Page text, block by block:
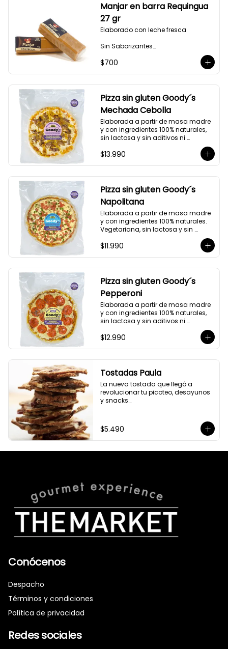
Manjar en barra Requingua
27 gr
Elaborado con leche fresca
Sin Saborizantes
Bajo en Colesterol
$700
Pizza sin gluten Goody´s
Mechada Cebolla
Elaborada a partir de masa madre
y con ingredientes 100% naturales,
sin lactosa y sin aditivos ni
Hermosa e imperfectamente
Peso: 540 g
Medida: 24 cm de diámetro
(aproximadamente).
Formato: Pre-horneada y
congelada.
*Producto certificado Libre de
Gluten.
$13.990
Pizza sin gluten Goody´s
Napolitana
Elaborada a partir de masa madre
y con ingredientes 100% naturales.
Vegetariana, sin lactosa y sin
Hermosa e imperfectamente
Peso: 530 g
Medida: 24 cm de diámetro
(aproximadamente).
Formato: Pre-horneada y
congelada.
*Producto certificado Libre de
Gluten.
$11.990
Pizza sin gluten Goody´s
Pepperoni
Elaborada a partir de masa madre
y con ingredientes 100% naturales,
sin lactosa y sin aditivos ni
Hermosa e imperfectamente
Peso neto: 460 g
Medida: 24 cm de diámetro
(aproximadamente).
Formato: Pre-horneada y
congelada.
*Producto certificado Libre de
$12.990
Tostadas Paula
La nueva tostada que llegó a
revolucionar tu picoteo, desayunos
y snacks
$5.490
Conócenos
Despacho
Términos y condiciones
Política de privacidad
Redes sociales